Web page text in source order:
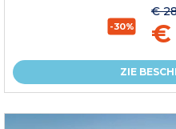
-30%
€
€
ZIE